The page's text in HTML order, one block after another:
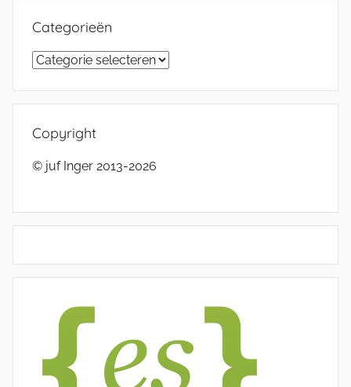
Categorieën
Categorieën
Copyright
© juf Inger 2013-2026